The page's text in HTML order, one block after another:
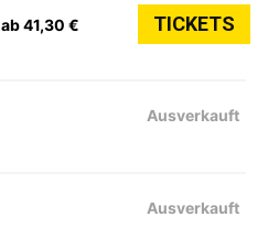
ab 41,30 € TICKETS
Ausverkauft
Ausverkauft